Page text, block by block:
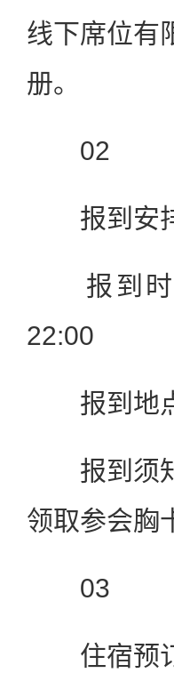
线下席位有
册。
02
报到安
报到时
22:00
报到地点
报到须知
领取参会胸
03
住宿预